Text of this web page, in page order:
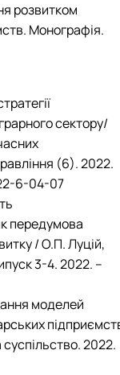
розвитком
Монографія.
сектору/
(6). 2022.
6-04-07
передумова
/ О.П. Луцій,
3-4. 2022. –
моделей
2022.